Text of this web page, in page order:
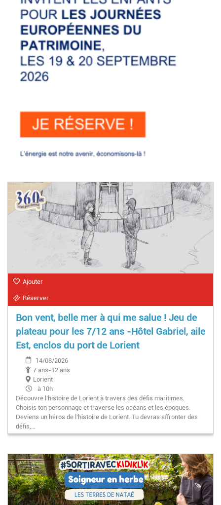
Ajouter
Réserver
Bon vent, belle mer à qui me salue ! Jeu de
plateau pour les 7/12 ans -Hôtel Gabriel, aile
Est, enclos du port de Lorient
14/08/2026
7 ans-12 ans
Lorient
à 10h
Découvre l’histoire de Lorient à travers des défis maritimes.
Choisis ton personnage et traverse les océans et les époques.
Deviens un héros de l’histoire de Lorient. Tu devras affronter des
défis,…